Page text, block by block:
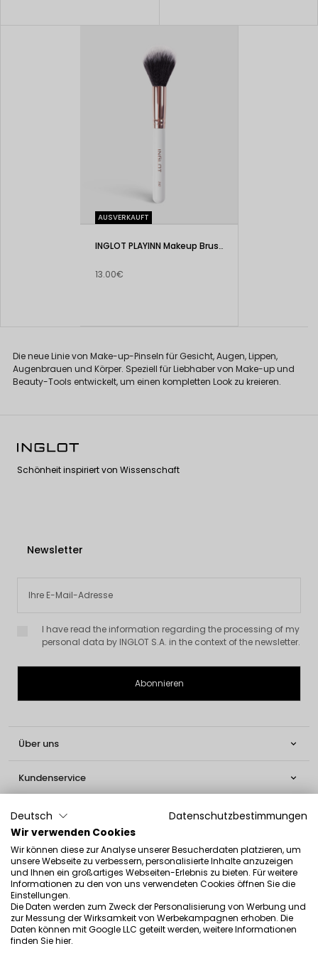
AUSVERKAUFT
INGLOT PLAYINN Makeup Brush 202
13.00€
Die neue Linie von Make-up-Pinseln für Gesicht, Augen, Lippen,
Augenbrauen und Körper. Speziell für Liebhaber von Make-up und
Beauty-Tools entwickelt, um einen kompletten Look zu kreieren.
Schönheit inspiriert von Wissenschaft
Newsletter
I have read the information regarding the processing of my
personal data by INGLOT S.A. in the context of the newsletter.
Über uns 
Kundenservice 
Informationen 
Social 
Kontakt
INGLOT S.A.
ul. Lwowska 154
37-700 Przemyśl
Deutsch
Datenschutzbestimmungen
Wir verwenden Cookies
Wir können diese zur Analyse unserer Besucherdaten platzieren, um
unsere Webseite zu verbessern, personalisierte Inhalte anzuzeigen
und Ihnen ein großartiges Webseiten-Erlebnis zu bieten. Für weitere
Informationen zu den von uns verwendeten Cookies öffnen Sie die
Einstellungen.
Die Daten werden zum Zweck der Personalisierung von Werbung und
zur Messung der Wirksamkeit von Werbekampagnen erhoben. Die
Daten können mit Google LLC geteilt werden, weitere Informationen
finden Siehier.